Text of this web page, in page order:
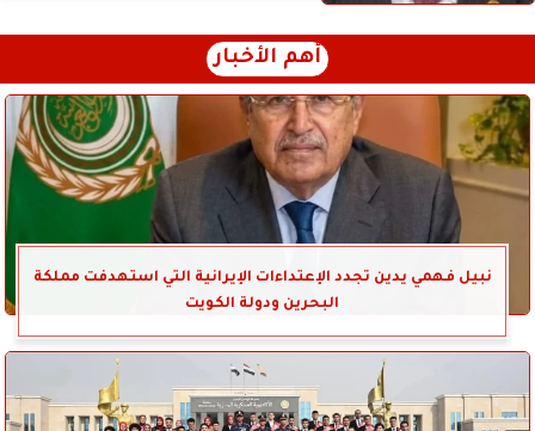
أهم الأخبار
نبيل فهمي يدين تجدد الإعتداءات الإيرانية التي استهدفت مملكة
البحرين ودولة الكويت